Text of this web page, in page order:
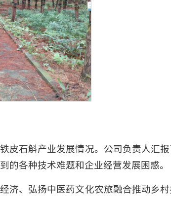
石斛产业发展情况。公司负责人汇报
的各种技术难题和企业经营发展困惑。
济、弘扬中医药文化农旅融合推动乡